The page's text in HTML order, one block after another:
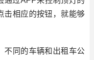
击相应的按钮，就能够
不同的车辆和出租车公